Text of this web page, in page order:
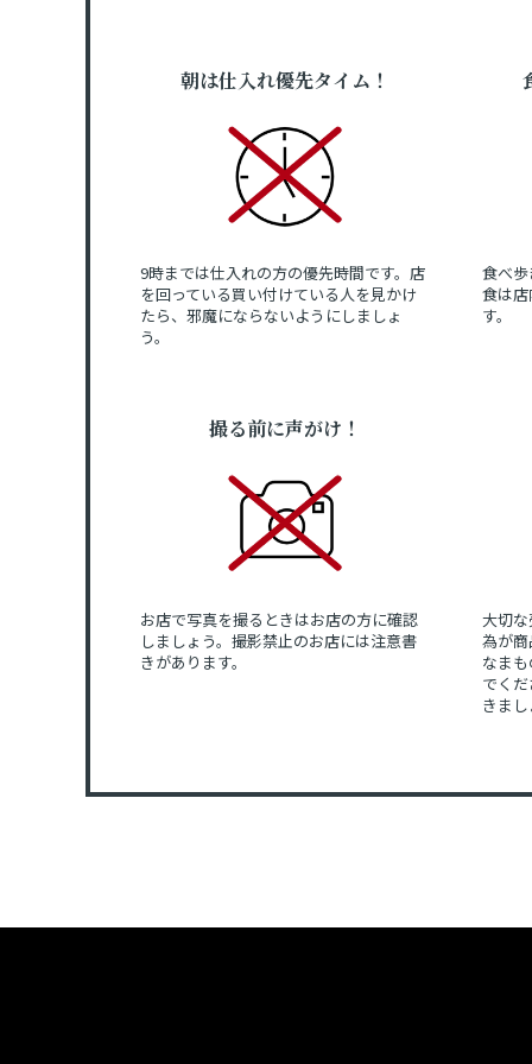
朝は仕入れ優先タイム！
9時までは仕入れの方の優先時間です。店
を回っている買い付けている人を見かけ
たら、邪魔にならないようにしましょ
う。
食べ
食は
す。
撮る前に声がけ！
お店で写真を撮るときはお店の方に確認
しましょう。撮影禁止のお店には注意書
きがあります。
大切
為が
なま
でく
きま